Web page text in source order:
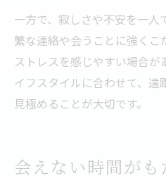
一方で、寂しさや不安を一
繁な連絡や会うことに強く
ストレスを感じやすい場合が
イフスタイルに合わせて、遠
見極めることが大切です。
会えない時間がも